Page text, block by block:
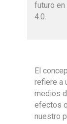
futuro
4.0.
El
refiere a
medios
efectos
nuestro